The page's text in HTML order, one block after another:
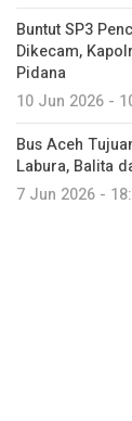
Buntut SP3
Dikecam,
Pidana
10 Jun 2026 -
Bus Aceh
Labura, Balita
7 Jun 2026 -